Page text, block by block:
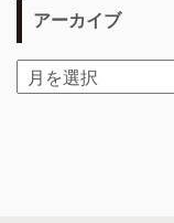
アーカイブ